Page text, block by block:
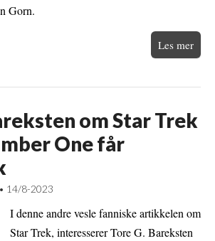
Gorn.
Les mer
om Star Trek
One får
• 14/8-2023
I denne andre vesle fanniske artikkelen om
Star Trek, interesserer Tore G. Bareksten